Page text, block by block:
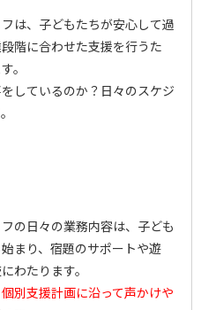
は、子どもたちが安心して過
階に合わせた支援を行うた
。
しているのか？日々のスケジ
の日々の業務内容は、子ども
まり、宿題のサポートや遊
わたります。
別支援計画に沿って声かけや